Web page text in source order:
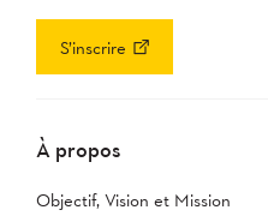
S’inscrire
À propos
Objectif, Vision et Mission